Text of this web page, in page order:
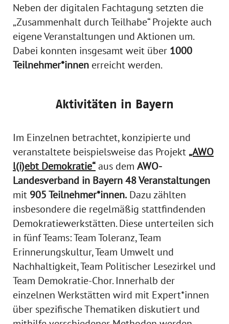
Neben der digitalen Fachtagung setzten die
„Zusammenhalt durch Teilhabe“ Projekte auch
eigene Veranstaltungen und Aktionen um.
Dabei konnten insgesamt weit über 1000
Teilnehmer*innen erreicht werden.
Aktivitäten in Bayern
Im Einzelnen betrachtet, konzipierte und
veranstaltete beispielsweise das Projekt„AWO
l(i)ebt Demokratie“aus dem AWO-
Landesverband in Bayern 48 Veranstaltungen
mit 905 Teilnehmer*innen. Dazu zählten
insbesondere die regelmäßig stattfindenden
Demokratiewerkstätten. Diese unterteilen sich
in fünf Teams: Team Toleranz, Team
Erinnerungskultur, Team Umwelt und
Nachhaltigkeit, Team Politischer Lesezirkel und
Team Demokratie-Chor. Innerhalb der
einzelnen Werkstätten wird mit Expert*innen
über spezifische Thematiken diskutiert und